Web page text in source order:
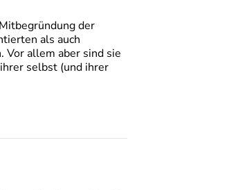
der
als auch
allem aber sind sie
selbst (und ihrer